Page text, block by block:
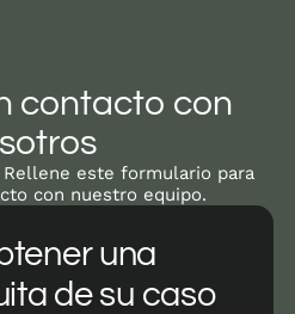
contacto con
Rellene este formulario para
con nuestro equipo.
una
de su caso